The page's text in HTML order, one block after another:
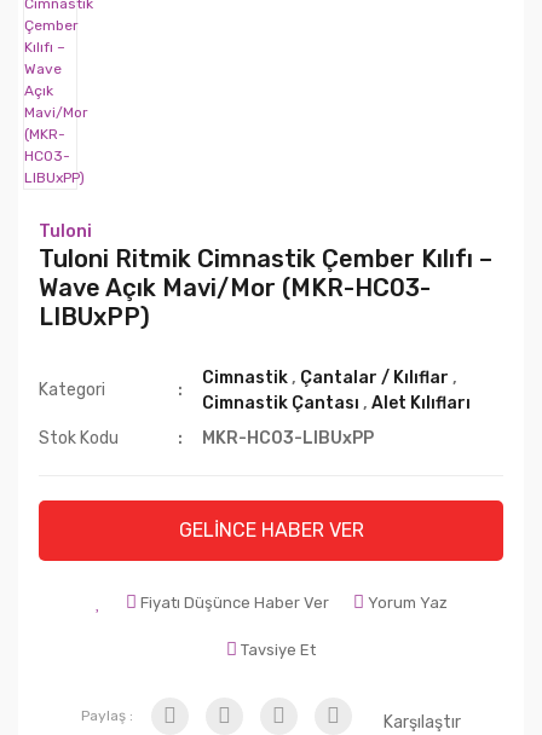
Tuloni
Tuloni Ritmik Cimnastik Çember Kılıfı –
Wave Açık Mavi/Mor (MKR-HC03-
LIBUxPP)
Kategori
Cimnastik, Çantalar / Kılıflar ,
Cimnastik Çantası ,Alet Kılıfları
Stok Kodu
MKR-HC03-LIBUxPP
GELİNCE HABER VER
Fiyatı Düşünce Haber Ver Yorum Yaz
Tavsiye Et
Paylaş : Karşılaştır
Saç ve Makyaj